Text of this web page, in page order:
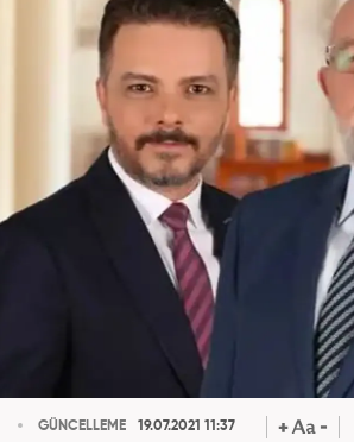
GÜNCELLEME 19.07.2021 11:37